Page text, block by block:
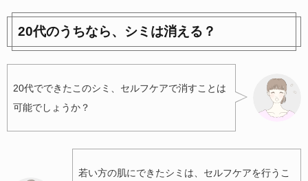
20代のうちなら、シミは消える？
20代でできたこのシミ、セルフケアで消すことは
可能でしょうか？
若い方の肌にできたシミは、セルフケアを行うこ